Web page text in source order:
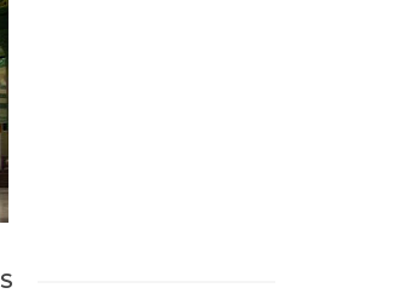
ministro das
do Irã
no Brasil recebeu em sua
da República Islâmica